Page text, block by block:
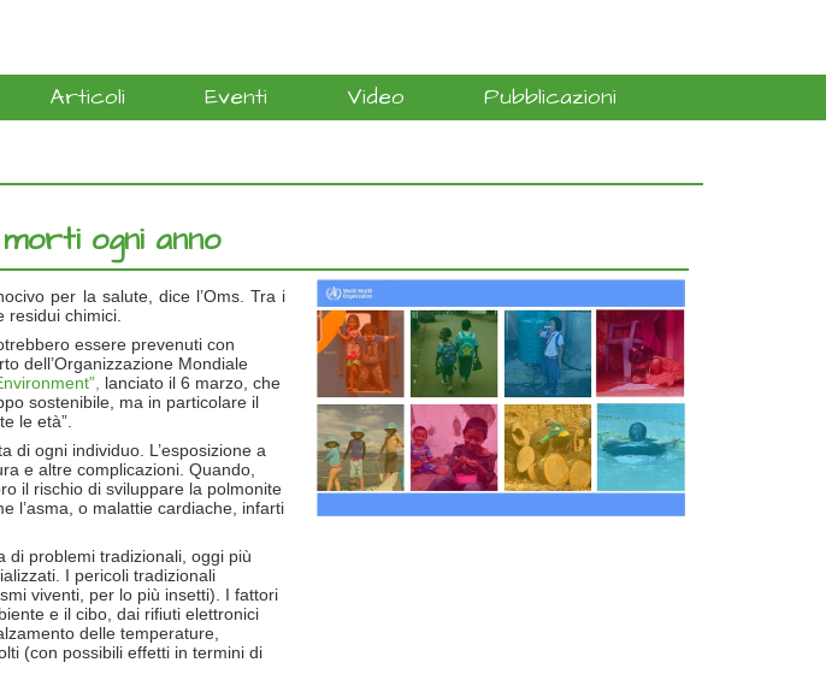
Articoli Eventi Video Pubblicazioni
morti ogni anno
per la salute, dice l’Oms. Tra i
residui chimici.
essere prevenuti con
dell’Organizzazione Mondiale
lanciato il 6 marzo, che
sostenibile, ma in particolare il
le età”.
di ogni individuo. L’esposizione a
e altre complicazioni. Quando,
il rischio di sviluppare la polmonite
l’asma, o malattie cardiache, infarti
di problemi tradizionali, oggi più
I pericoli tradizionali
viventi, per lo più insetti). I fattori
e il cibo, dai rifiuti elettronici
delle temperature,
(con possibili effetti in termini di